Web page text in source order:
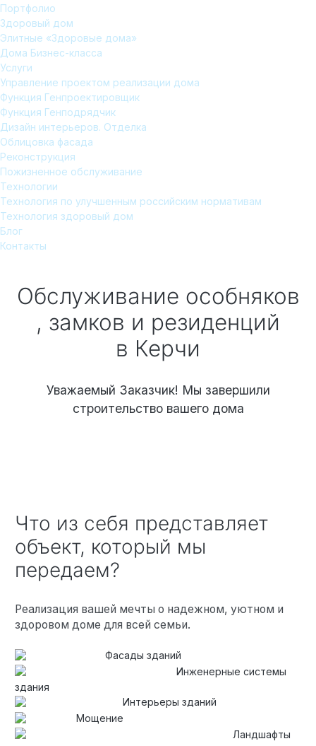
Портфолио
Здоровый дом
Элитные «Здоровые дома»
Дома Бизнес-класса
Услуги
Управление проектом реализации дома
Функция Генпроектировщик
Функция Генподрядчик
Дизайн интерьеров. Отделка
Облицовка фасада
Реконструкция
Пожизненное обслуживание
Технологии
Технология по улучшенным российским нормативам
Технология здоровый дом
Блог
Контакты
Обслуживание особняков
, замков и резиденций
в Керчи
Уважаемый Заказчик! Мы завершили
строительство вашего дома
Что из себя представляет
объект, который мы
передаем?
Реализация вашей мечты о надежном, уютном и
здоровом доме для всей семьи.
Фасады зданий
Инженерные системы
здания
Интерьеры зданий
Мощение
Ландшафты